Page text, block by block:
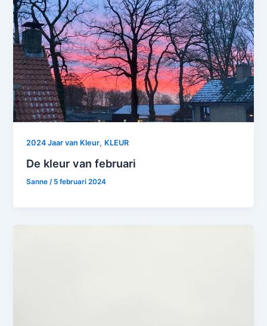
2024 Jaar van Kleur, KLEUR
De kleur van februari
Sanne/ 5 februari 2024